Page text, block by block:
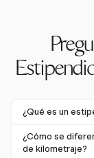
¿Qué es un
Un estipendio
otorgada a los
¿Cómo se
de kilometraje?